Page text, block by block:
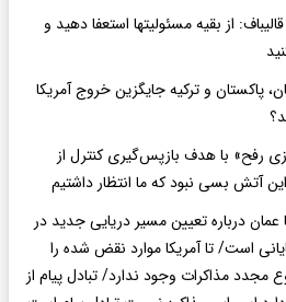
از بقیه مسئولیتها استعفا دهید و
پاکستان و ترکیه جایگزین خروج آمریکا
رفح» با هدف بازپس‌گیری کنترل از
آتش بسی نبود که ما انتظار داشتیم
عمان درباره تعیین مسیر دریایی جدید در
است/ تا آمریکا موارد نقض شده را
مجدد مذاکرات وجود ندارد/ تبادل پیام از